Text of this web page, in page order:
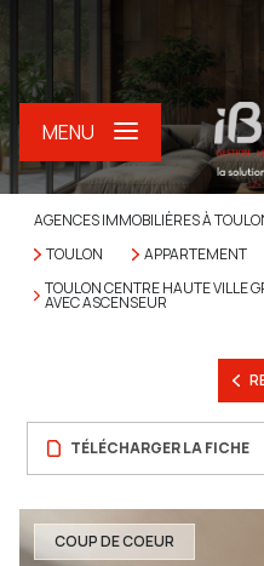
MENU
AGENCES IMMOBILIÈRES À
TOULON
APPARTEMENT
TOULON CENTRE HAUTE VILLE
AVEC ASCENSEUR
TÉLÉCHARGER LA FICHE
COUP DE COEUR